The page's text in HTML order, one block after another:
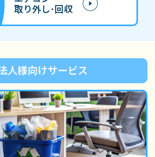
取り外し･回収
人様向けサービス